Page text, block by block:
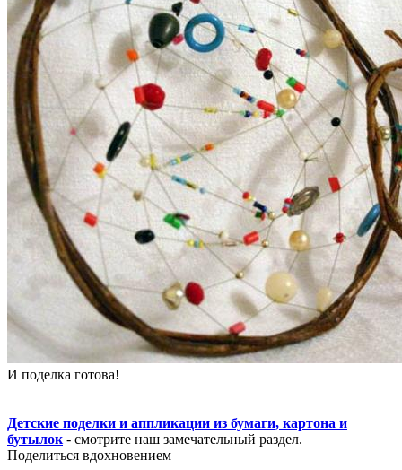
И поделка готова!
Детские поделки и аппликации из бумаги, картона и
бутылок - смотрите наш замечательный раздел.
Поделиться вдохновением